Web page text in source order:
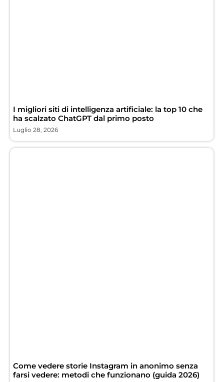
I migliori siti di intelligenza artificiale: la top 10 che
ha scalzato ChatGPT dal primo posto
Luglio 28, 2026
Come vedere storie Instagram in anonimo senza
farsi vedere: metodi che funzionano (guida 2026)